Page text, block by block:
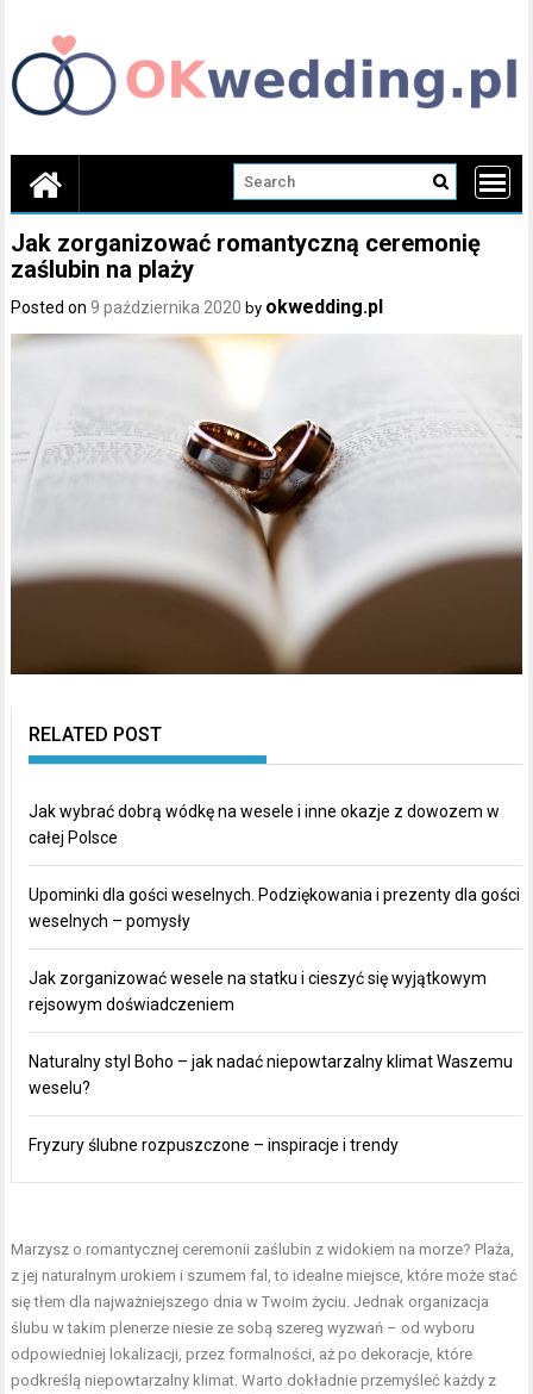
content
Jak zorganizować romantyczną ceremonię
zaślubin na plaży
Posted on9 października 2020 by okwedding.pl
RELATED POST
Jak wybrać dobrą wódkę na wesele i inne okazje z dowozem w
całej Polsce
Upominki dla gości weselnych. Podziękowania i prezenty dla gości
weselnych – pomysły
Jak zorganizować wesele na statku i cieszyć się wyjątkowym
rejsowym doświadczeniem
Naturalny styl Boho – jak nadać niepowtarzalny klimat Waszemu
weselu?
Fryzury ślubne rozpuszczone – inspiracje i trendy
Marzysz o romantycznej ceremonii zaślubin z widokiem na morze? Plaża,
z jej naturalnym urokiem i szumem fal, to idealne miejsce, które może stać
się tłem dla najważniejszego dnia w Twoim życiu. Jednak organizacja
ślubu w takim plenerze niesie ze sobą szereg wyzwań – od wyboru
odpowiedniej lokalizacji, przez formalności, aż po dekoracje, które
podkreślą niepowtarzalny klimat. Warto dokładnie przemyśleć każdy z